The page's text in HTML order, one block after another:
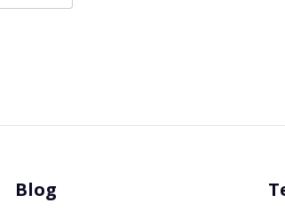
Blog